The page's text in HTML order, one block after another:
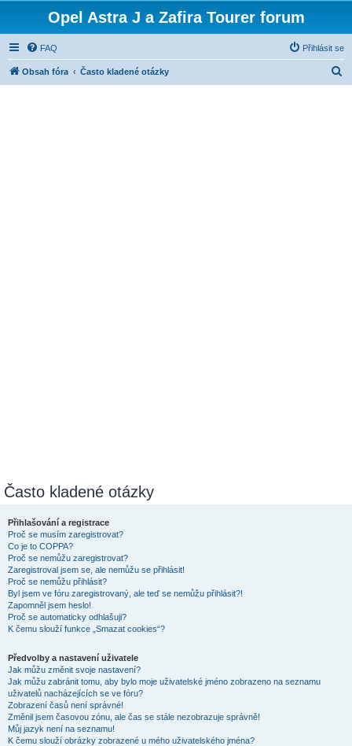
Opel Astra J a Zafira Tourer forum
FAQ Přihlásit se
Obsah fóra Často kladené otázky
Často kladené otázky
Přihlašování a registrace
Proč se musím zaregistrovat?
Co je to COPPA?
Proč se nemůžu zaregistrovat?
Zaregistroval jsem se, ale nemůžu se přihlásit!
Proč se nemůžu přihlásit?
Byl jsem ve fóru zaregistrovaný, ale teď se nemůžu přihlásit?!
Zapomněl jsem heslo!
Proč se automaticky odhlašuji?
K čemu slouží funkce „Smazat cookies“?
Předvolby a nastavení uživatele
Jak můžu změnit svoje nastavení?
Jak můžu zabránit tomu, aby bylo moje uživatelské jméno zobrazeno na seznamu
uživatelů nacházejících se ve fóru?
Zobrazení časů není správné!
Změnil jsem časovou zónu, ale čas se stále nezobrazuje správně!
Můj jazyk není na seznamu!
K čemu slouží obrázky zobrazené u mého uživatelského jména?